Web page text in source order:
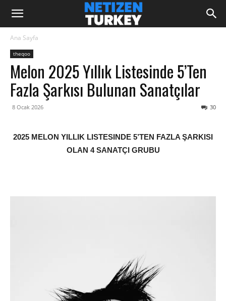
Ana Sayfa
theqoo
Melon 2025 Yıllık Listesinde 5’ten
Fazla Şarkısı Bulunan Sanatçılar
8 Ocak 2026 30
2025 MELON YILLIK LISTESINDE 5’TEN FAZLA ŞARKISI
OLAN 4 SANATÇI GRUBU